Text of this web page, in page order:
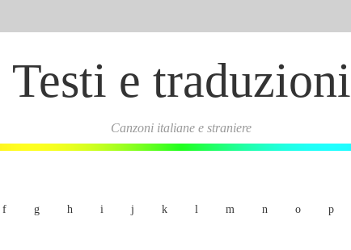
Testi e traduzioni
Canzoni italiane e straniere
f g h i j k l m n o p